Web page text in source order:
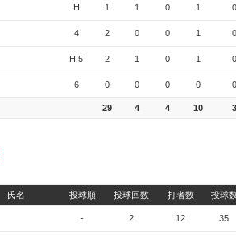
H 1 1 0 1 0
4 2 0 0 1 0
H.5 2 1 0 1 0
6 0 0 0 0 0
29 4 4 10 3
氏名 投球順 投球回数 打者数 投球
- 2 12 35